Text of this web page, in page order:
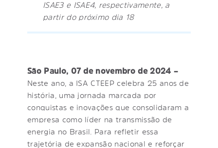
ISAE3 e ISAE4, respectivamente, a
partir do próximo dia 18
São Paulo, 07 de novembro de 2024 –
Neste ano, a ISA CTEEP celebra 25 anos de
história, uma jornada marcada por
conquistas e inovações que consolidaram a
empresa como líder na transmissão de
energia no Brasil. Para refletir essa
trajetória de expansão nacional e reforçar